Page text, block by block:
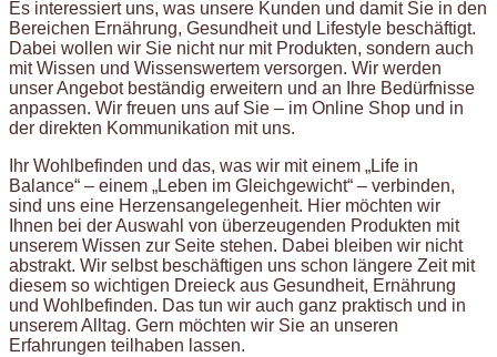
Es interessiert uns, was unsere Kunden und damit Sie in den
Bereichen Ernährung, Gesundheit und Lifestyle beschäftigt.
Dabei wollen wir Sie nicht nur mit Produkten, sondern auch
mit Wissen und Wissenswertem versorgen. Wir werden
unser Angebot beständig erweitern und an Ihre Bedürfnisse
anpassen. Wir freuen uns auf Sie – im Online Shop und in
der direkten Kommunikation mit uns.
Ihr Wohlbefinden und das, was wir mit einem „Life in
Balance“ – einem „Leben im Gleichgewicht“ – verbinden,
sind uns eine Herzensangelegenheit. Hier möchten wir
Ihnen bei der Auswahl von überzeugenden Produkten mit
unserem Wissen zur Seite stehen. Dabei bleiben wir nicht
abstrakt. Wir selbst beschäftigen uns schon längere Zeit mit
diesem so wichtigen Dreieck aus Gesundheit, Ernährung
und Wohlbefinden. Das tun wir auch ganz praktisch und in
unserem Alltag. Gern möchten wir Sie an unseren
Erfahrungen teilhaben lassen.